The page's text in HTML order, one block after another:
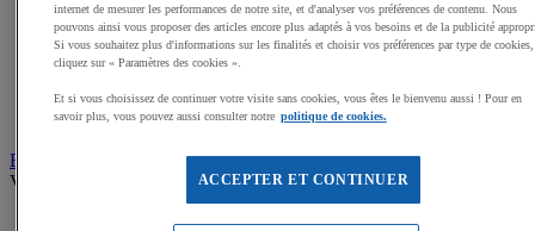
Tapis de Gymnastique
Matelas Gymnastique
Pistes, Chemins de Gymnastique
Praticables, Aires évolution Gymnastique
Matériel Gymnastique gonflable
Engins de GR - Gymnastique Rythmique
Voir tous les produits
internet de mesurer les performances de notre site, et d'analyser vos préférences de contenu. Nous
pouvons ainsi vous proposer des articles encore plus adaptés à vos besoins et de la publicité
Si vous souhaitez plus d'informations sur les finalités et choisir vos préférences par type de cookies,
cliquez sur « Paramètres des cookies ».
Et si vous choisissez de continuer votre visite sans cookies, vous êtes le bienvenu aussi ! Pour en
savoir plus, vous pouvez aussi consulter notre politique de cookies.
ACCEPTER ET CONTINUER